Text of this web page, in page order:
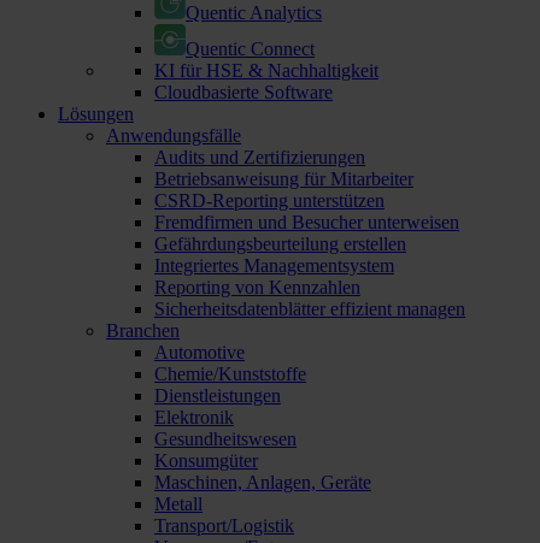
Quentic Analytics
Quentic Connect
KI für HSE & Nachhaltigkeit
Cloudbasierte Software
Lösungen
Anwendungsfälle
Audits und Zertifizierungen
Betriebsanweisung für Mitarbeiter
CSRD-Reporting unterstützen
Fremdfirmen und Besucher unterweisen
Gefährdungsbeurteilung erstellen
Integriertes Managementsystem
Reporting von Kennzahlen
Sicherheitsdatenblätter effizient managen
Branchen
Automotive
Chemie/Kunststoffe
Dienstleistungen
Elektronik
Gesundheitswesen
Konsumgüter
Maschinen, Anlagen, Geräte
Metall
Transport/Logistik